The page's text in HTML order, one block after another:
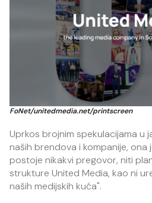
FoNet/unitedmedia.net/printscreen
Uprkos brojnim spekulacijama u
naših brendova i kompanije, ona
postoje nikakvi pregovor, niti
strukture United Media, kao ni
naših medijskih kuća".